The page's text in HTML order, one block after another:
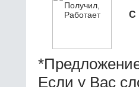
С
Если у Вас